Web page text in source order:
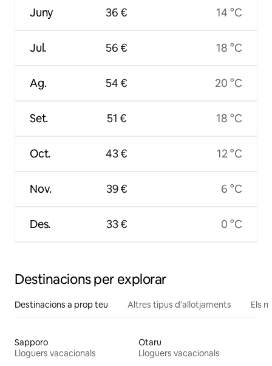
Juny
Jul.
Ag.
Set.
Oct.
Nov.
Des.
36 €
56 €
54 €
51 €
43 €
39 €
33 €
14 °C
18 °C
20 °C
18 °C
12 °C
6 °C
0 °C
Destinacions per explorar
Destinacions a prop teu Altres tipus d'allotjaments Els
Sapporo
Lloguers vacacionals
Otaru
Lloguers vacacionals